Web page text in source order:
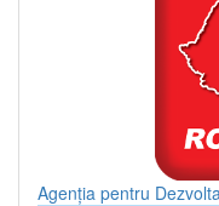
Agenția pentru